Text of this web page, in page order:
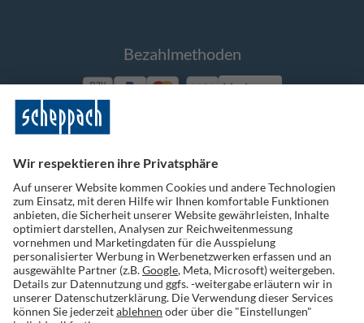
Bezahlmethoden
Vorkasse
Folge uns auf Social Media